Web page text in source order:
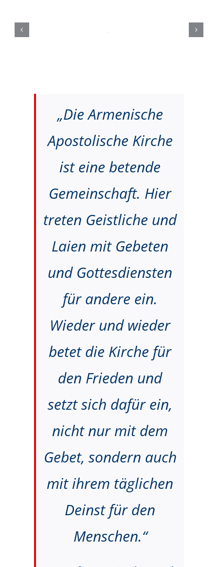
„Die Armenische
Apostolische Kirche
ist eine betende
Gemeinschaft. Hier
treten Geistliche und
Laien mit Gebeten
und Gottesdiensten
für andere ein.
Wieder und wieder
betet die Kirche für
den Frieden und
setzt sich dafür ein,
nicht nur mit dem
Gebet, sondern auch
mit ihrem täglichen
Deinst für den
Menschen.“